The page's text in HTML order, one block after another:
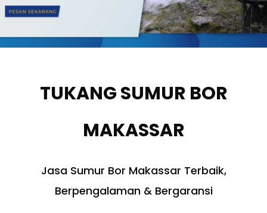
TUKANG SUMUR BOR
MAKASSAR
Jasa Sumur Bor Makassar Terbaik,
Berpengalaman & Bergaransi